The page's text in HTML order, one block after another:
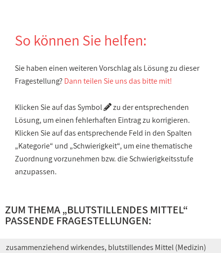
So können Sie helfen:
Sie haben einen weiteren Vorschlag als Lösung zu dieser
Fragestellung? Dann teilen Sie uns das bitte mit!
Klicken Sie auf das Symbol
zu der entsprechenden
Lösung, um einen fehlerhaften Eintrag zu korrigieren.
Klicken Sie auf das entsprechende Feld in den Spalten
„Kategorie“ und „Schwierigkeit“, um eine thematische
Zuordnung vorzunehmen bzw. die Schwierigkeitsstufe
anzupassen.
ZUM THEMA „BLUTSTILLENDES MITTEL“
PASSENDE FRAGESTELLUNGEN:
zusammenziehend wirkendes, blutstillendes Mittel (Medizin)